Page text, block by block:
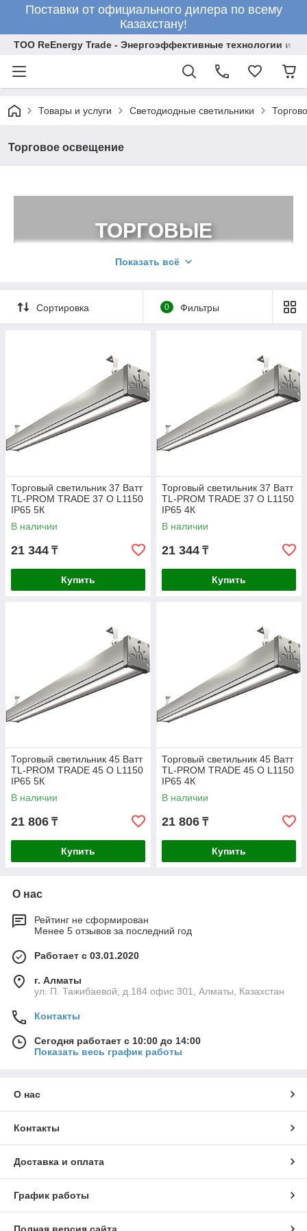
Поставки от официального дилера по всему
Казахстану!
ТОО ReEnergy Trade - Энергоэффективные технологии и
Товары и услуги Светодиодные светильники
Торговое освещение
ТОРГОВЫЕ
СВЕТИЛЬНИКИ
СВЕТ ПО ДОСТУПНОЙ
ЦЕНЕ
ПОЛУЧИТЬ
КОНСУЛЬТАЦИЮ
БЕСПЛАТНО
Отвечаем в течении часа
Позвонить нам
ПРИМЕНЕНИЕ
Светодиодные светильники для торгового
зала в Алматы серии TL-PROM TRADE
предназначены для внутреннего освещения
зданий. Позволяет использовать его в
качестве источника света для
торговых помещений с искусственно
Немаловажным фактором является их
воздействии таких факторов как разряды
молний, броски напряжения и короткие
замыкания в питающей сети, воздействие
климатических факторов, пыли.
Купить по доступной цене LED светильники
для магазинов на нашем сайте легко:
просто оставьте заявку.
Серия TL-PROM TRADE 45 Вт
Показать всё
Сортировка 0 Фильтры
Торговый светильник 37 Ватт
TL-PROM TRADE 37 O L1150
IP65 5К
В наличии
21 344 ₸
Купить
Торговый светильник 37 Ватт
TL-PROM TRADE 37 O L1150
IP65 4К
В наличии
21 344 ₸
Купить
Торговый светильник 45 Ватт
TL-PROM TRADE 45 O L1150
IP65 5К
В наличии
21 806 ₸
Купить
Торговый светильник 45 Ватт
TL-PROM TRADE 45 O L1150
IP65 4К
В наличии
21 806 ₸
Купить
О нас
Рейтинг не сформирован
Менее 5 отзывов за последний год
Работает с 03.01.2020
г. Алматы
ул. П. Тажибаевой, д.184 офис 301, Алматы, Казахстан
Контакты
Сегодня работает с 10:00 до 14:00
Показать весь график работы
О нас
Контакты
Доставка и оплата
График работы